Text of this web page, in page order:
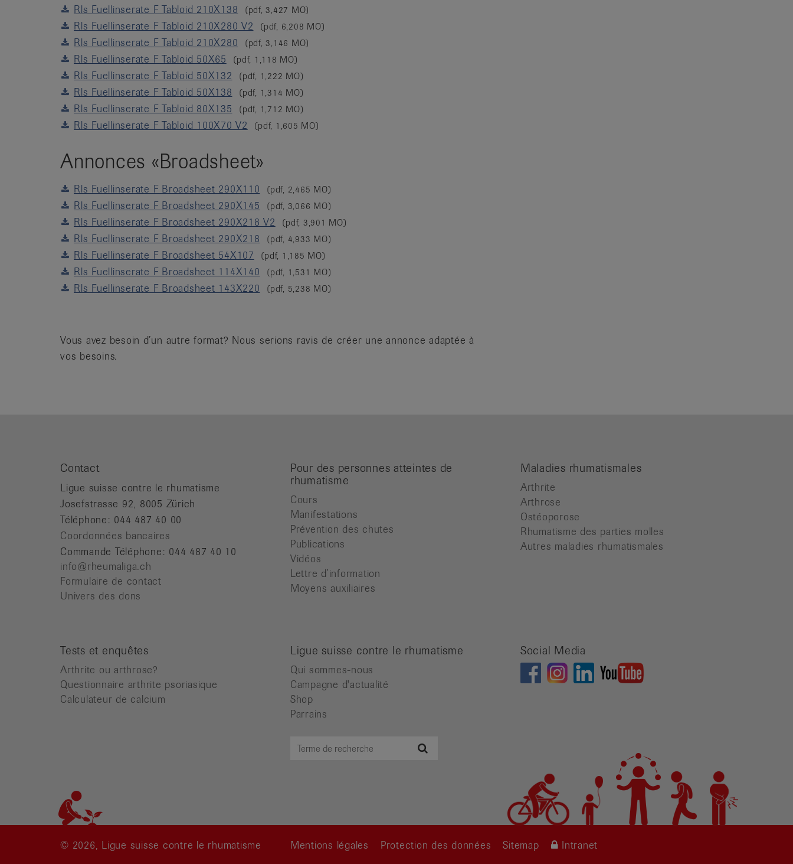
Rls Fuellinserate F Tabloid 210X138 (pdf, 3,427 MO)
Rls Fuellinserate F Tabloid 210X280 V2 (pdf, 6,208 MO)
Rls Fuellinserate F Tabloid 210X280 (pdf, 3,146 MO)
Rls Fuellinserate F Tabloid 50X65 (pdf, 1,118 MO)
Rls Fuellinserate F Tabloid 50X132 (pdf, 1,222 MO)
Rls Fuellinserate F Tabloid 50X138 (pdf, 1,314 MO)
Rls Fuellinserate F Tabloid 80X135 (pdf, 1,712 MO)
Rls Fuellinserate F Tabloid 100X70 V2 (pdf, 1,605 MO)
Annonces «Broadsheet»
Rls Fuellinserate F Broadsheet 290X110 (pdf, 2,465 MO)
Rls Fuellinserate F Broadsheet 290X145 (pdf, 3,066 MO)
Rls Fuellinserate F Broadsheet 290X218 V2 (pdf, 3,901 MO)
Rls Fuellinserate F Broadsheet 290X218 (pdf, 4,933 MO)
Rls Fuellinserate F Broadsheet 54X107 (pdf, 1,185 MO)
Rls Fuellinserate F Broadsheet 114X140 (pdf, 1,531 MO)
Rls Fuellinserate F Broadsheet 143X220 (pdf, 5,238 MO)
Vous avez besoin d’un autre format? Nous serions ravis de créer une annonce adaptée à
vos besoins.
Contact
Ligue suisse contre le rhumatisme
Josefstrasse 92, 8005 Zürich
Téléphone: 044 487 40 00
Coordonnées bancaires
Commande Téléphone: 044 487 40 10
info@rheumaliga.ch
Formulaire de contact
Univers des dons
Pour des personnes atteintes de
rhumatisme
Cours
Manifestations
Prévention des chutes
Publications
Vidéos
Lettre d’information
Moyens auxiliaires
Maladies rhumatismales
Arthrite
Arthrose
Ostéoporose
Rhumatisme des parties molles
Autres maladies rhumatismales
Tests et enquêtes
Arthrite ou arthrose?
Questionnaire arthrite psoriasique
Calculateur de calcium
Ligue suisse contre le rhumatisme
Qui sommes-nous
Campagne d'actualité
Shop
Parrains
Terme
Social Media
© 2026, Ligue suisse contre le rhumatisme Mentions légales Protection des données Sitemap Intranet